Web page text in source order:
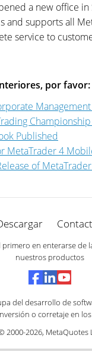
a new office in
and supports all
service to
por favor:
Published
MetaTrader 4
of
primero en enterarse de
nuestros productos
del desarrollo de
o corretaje en
2000-2026, MetaQuotes